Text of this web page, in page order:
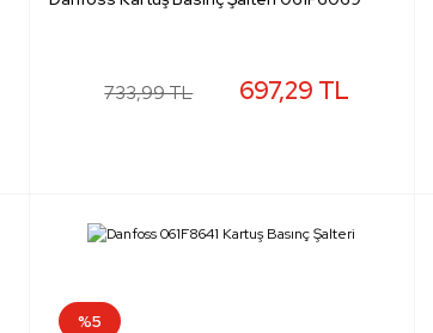
733,99 TL 697,29 TL
%5